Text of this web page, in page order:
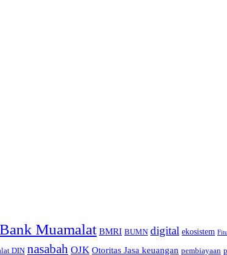
Bank Muamalat BMRI BUMN digital ekosistem
DIN nasabah OJK Otoritas Jasa keuangan pembiayaan